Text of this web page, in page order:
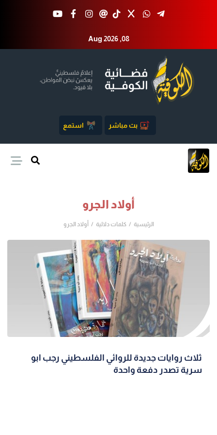
Aug 2026 ,08
بث مباشر استمع
أولاد الجرو
الرئيسية كلمات دلالية أولاد الجرو
ثلاث روايات جديدة للروائي الفلسطيني رجب ابو
سرية تصدر دفعة واحدة